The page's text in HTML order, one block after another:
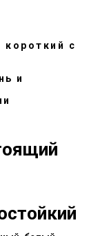
с
и